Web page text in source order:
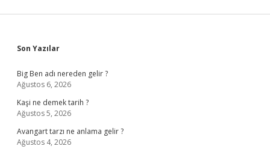
Sidebar
Son Yazılar
Big Ben adı nereden gelir ?
Ağustos 6, 2026
Kaşi ne demek tarih ?
Ağustos 5, 2026
Avangart tarzı ne anlama gelir ?
Ağustos 4, 2026